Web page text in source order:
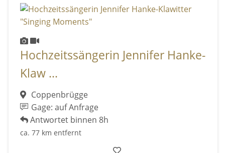
Hochzeitssängerin Jennifer Hanke-
Klaw ...
Coppenbrügge
Gage: auf Anfrage
Antwortet binnen 8h
ca. 77 km entfernt